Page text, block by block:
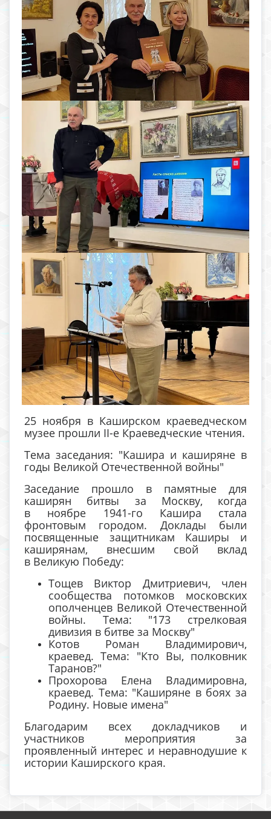
25 ноября в Каширском краеведческом
музее прошли II-е Краеведческие чтения.
Тема заседания: "Кашира и каширяне в
годы Великой Отечественной войны"
Заседание прошло в памятные для
каширян битвы за Москву, когда
в ноябре 1941-го Кашира стала
фронтовым городом. Доклады были
посвященные защитникам Каширы и
каширянам, внесшим свой вклад
в Великую Победу:
Тощев Виктор Дмитриевич, член
сообщества потомков московских
ополченцев Великой Отечественной
войны. Тема: "173 стрелковая
дивизия в битве за Москву"
Котов Роман Владимирович,
краевед. Тема: "Кто Вы, полковник
Таранов?"
Прохорова Елена Владимировна,
краевед. Тема: "Каширяне в боях за
Родину. Новые имена"
Благодарим всех докладчиков и
участников мероприятия за
проявленный интерес и неравнодушие к
истории Каширского края.